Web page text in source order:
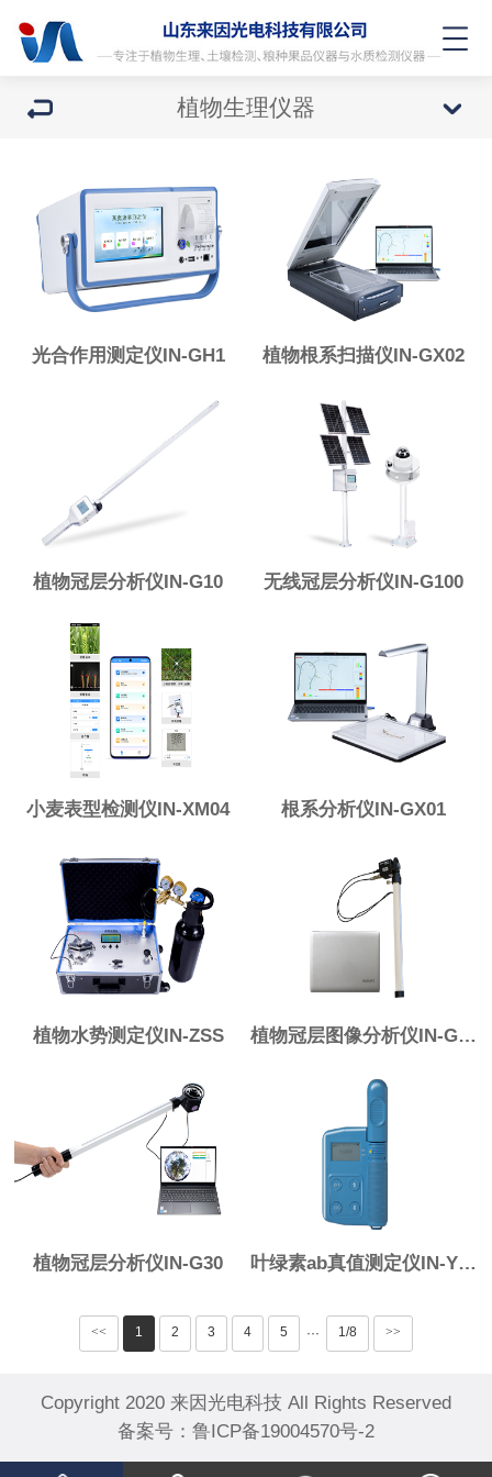
植物生理仪器
光合作用测定仪IN-GH1 植物根系扫描仪IN-GX02
植物冠层分析仪IN-G10 无线冠层分析仪IN-G100
小麦表型检测仪IN-XM04 根系分析仪IN-GX01
植物水势测定仪IN-ZSS 植物冠层图像分析仪IN-G20
植物冠层分析仪IN-G30 叶绿素ab真值测定仪IN-YL300
<< 1 2 3 4 5 ··· 1/8 >>
Copyright 2020 来因光电科技 All Rights Reserved
备案号： 鲁ICP备19004570号-2